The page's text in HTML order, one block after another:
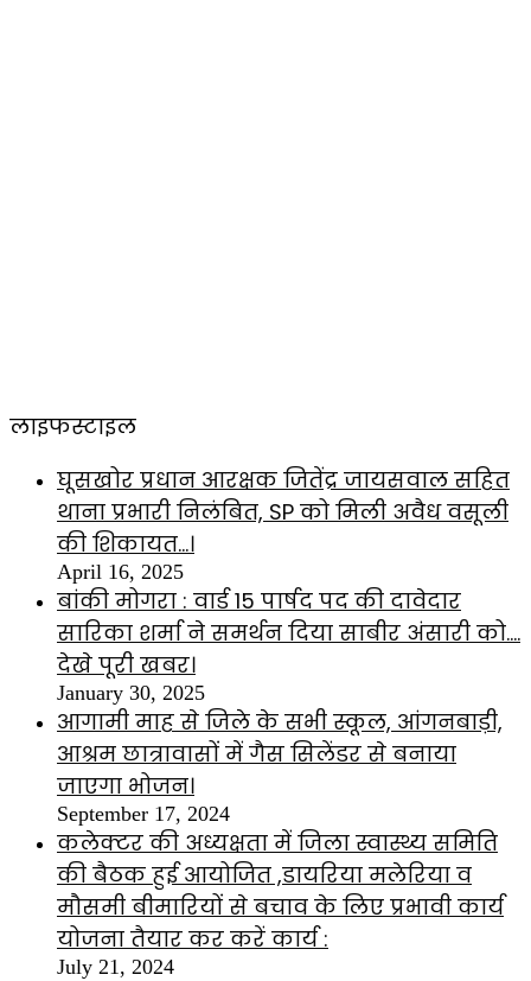
लाइफस्टाइल
घूसखोर प्रधान आरक्षक जितेंद्र जायसवाल सहित
थाना प्रभारी निलंबित, SP को मिली अवैध वसूली
की शिकायत…।
April 16, 2025
बांकी मोगरा : वार्ड 15 पार्षद पद की दावेदार
सारिका शर्मा ने समर्थन दिया साबीर अंसारी को….
देखे पूरी खबर।
January 30, 2025
आगामी माह से जिले के सभी स्कूल, आंगनबाड़ी,
आश्रम छात्रावासों में गैस सिलेंडर से बनाया
जाएगा भोजन।
September 17, 2024
कलेक्टर की अध्यक्षता में जिला स्वास्थ्य समिति
की बैठक हुई आयोजित ,डायरिया मलेरिया व
मौसमी बीमारियों से बचाव के लिए प्रभावी कार्य
योजना तैयार कर करें कार्य :
July 21, 2024